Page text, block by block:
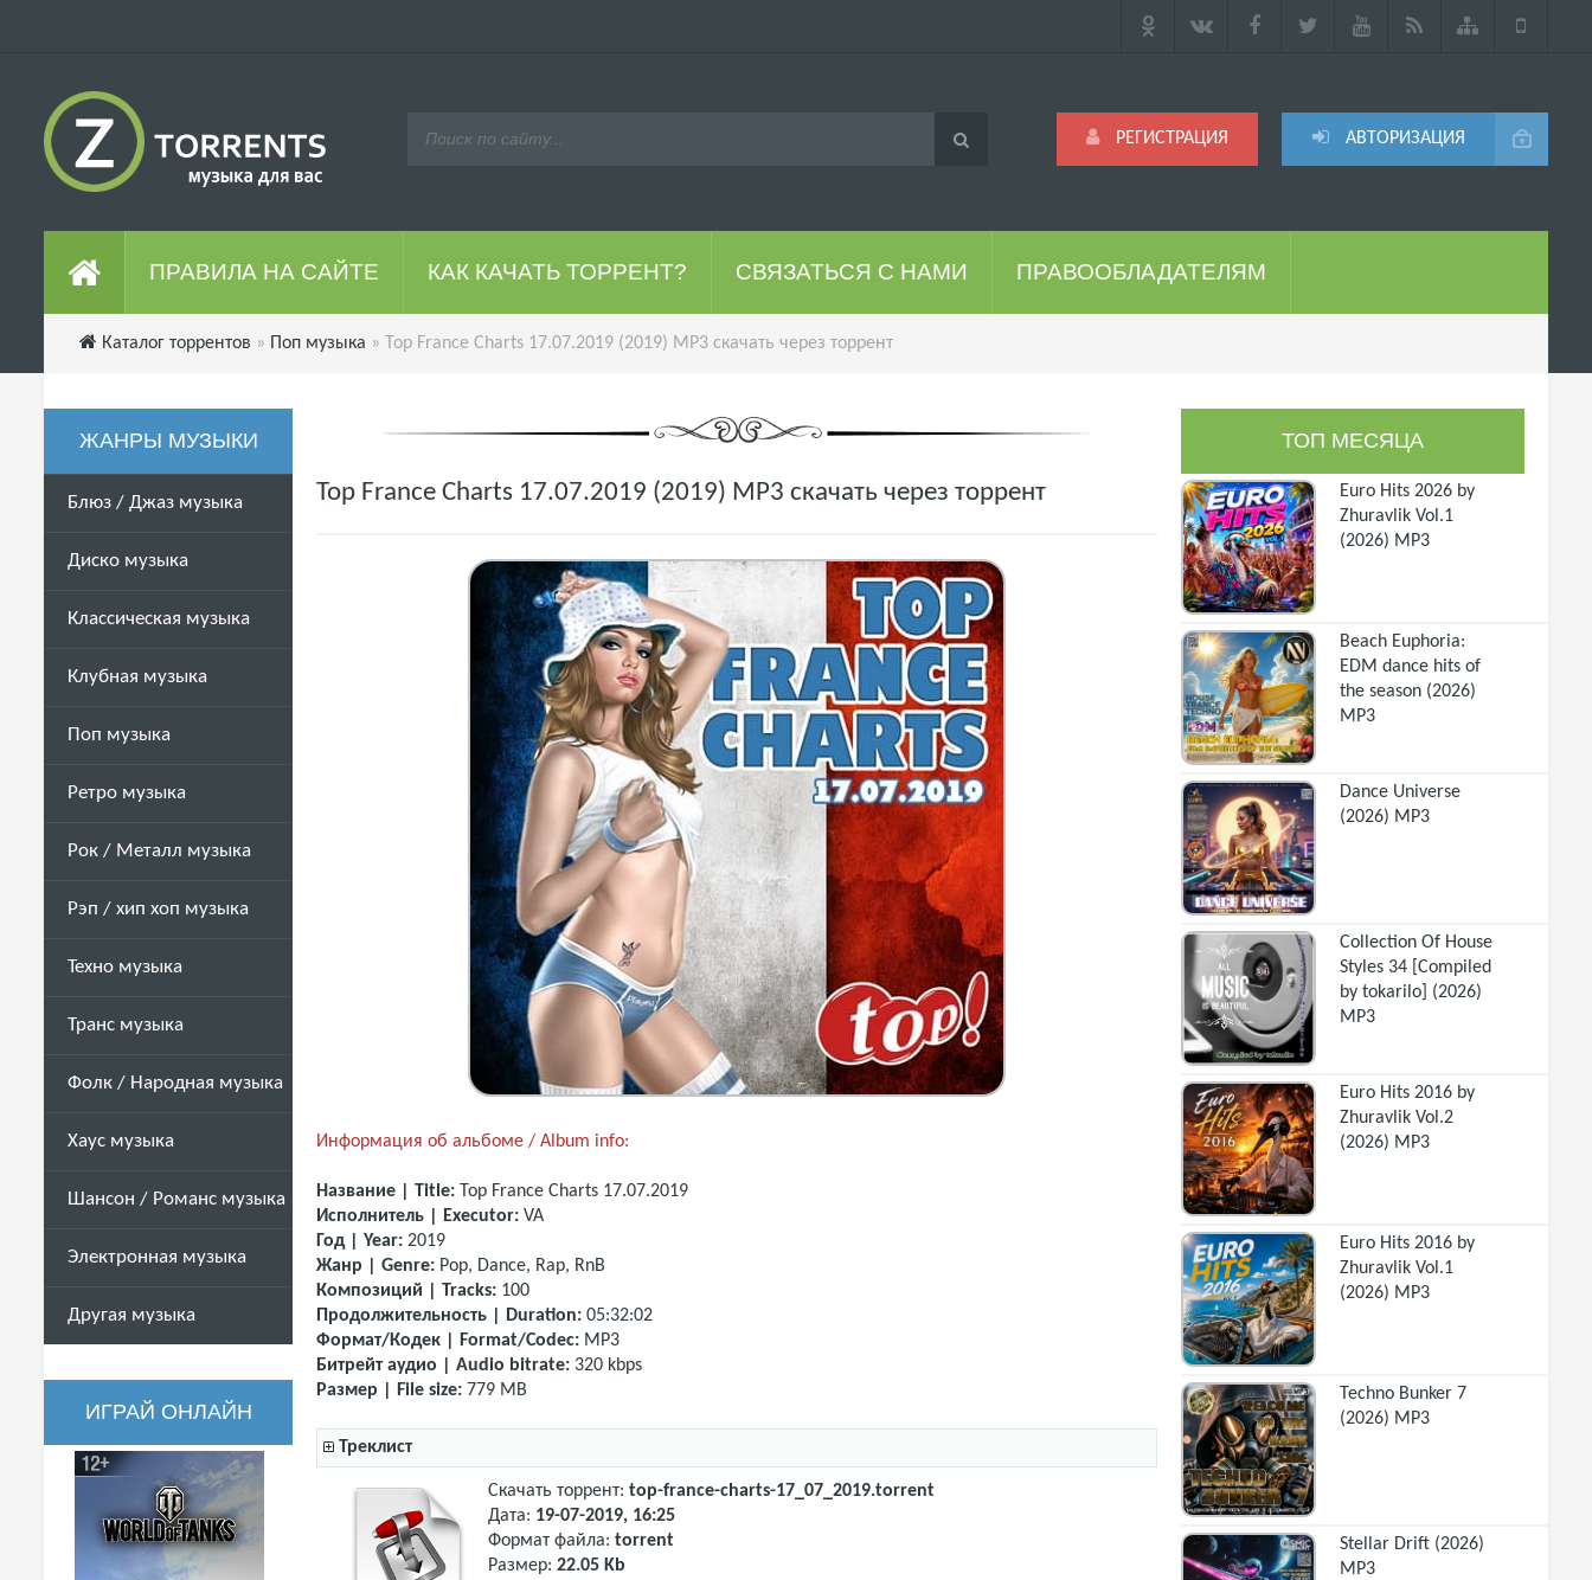
АВТОРИЗАЦИЯ
РЕГИСТРАЦИЯ
ПРАВИЛА НА САЙТЕ КАК КАЧАТЬ ТОРРЕНТ? СВЯЗАТЬСЯ С НАМИ ПРАВООБЛАДАТЕЛЯМ
Каталог торрентов » Поп музыка » Top France Charts 17.07.2019 (2019) MP3 скачать через торрент
ЖАНРЫ МУЗЫКИ
Блюз / Джаз музыка
Диско музыка
Классическая музыка
Клубная музыка
Поп музыка
Ретро музыка
Рок / Металл музыка
Рэп / хип хоп музыка
Техно музыка
Транс музыка
Фолк / Народная музыка
Хаус музыка
Шансон / Романс музыка
Электронная музыка
Другая музыка
ИГРАЙ ОНЛАЙН
Top France Charts 17.07.2019 (2019) MP3 скачать через торрент
Информация об альбоме / Album info:
Название | Title: Top France Charts 17.07.2019
Исполнитель | Executor: VA
Год | Year: 2019
Жанр | Genre: Pop, Dance, Rap, RnB
Композиций | Tracks: 100
Продолжительность | Duration: 05:32:02
Формат/Кодек | Format/Codec: MP3
Битрейт аудио | Audio bitrate: 320 kbps
Размер | File size: 779 MB
Треклист
Скачать торрент: top-france-charts-17_07_2019.torrent
Дата: 19-07-2019, 16:25
Формат файла: torrent
Размер: 22.05 Kb
ТОП МЕСЯЦА
Euro Hits 2026 by
Zhuravlik Vol.1
(2026) MP3
Beach Euphoria:
EDM dance hits of
the season (2026)
MP3
Dance Universe
(2026) MP3
Collection Of House
Styles 34 [Compiled
by tokarilo] (2026)
MP3
Euro Hits 2016 by
Zhuravlik Vol.2
(2026) MP3
Euro Hits 2016 by
Zhuravlik Vol.1
(2026) MP3
Techno Bunker 7
(2026) MP3
Stellar Drift (2026)
MP3